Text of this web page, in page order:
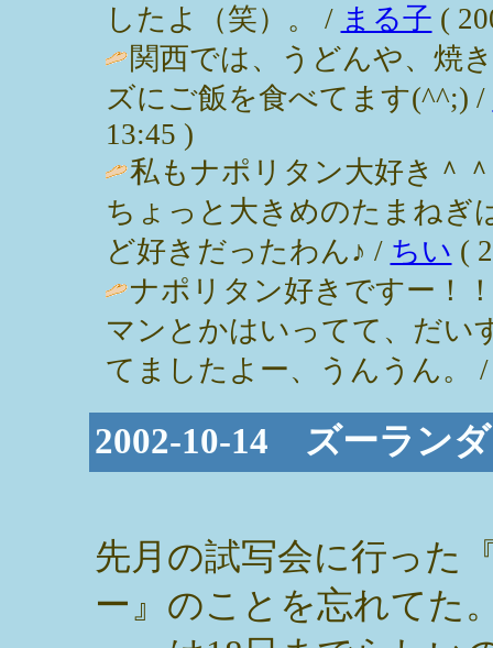
したよ（笑）。 / まる子 (
関西では、うどんや、焼
ズにご飯を食べてます(^^;) /
13:45 )
私もナポリタン大好き＾
ちょっと大きめのたまねぎ
ど好きだったわん♪ / ちい (
ナポリタン好きですー！
マンとかはいってて、だい
てましたよー、うんうん。 /
2002-10-14 ズーラン
先月の試写会に行った
ー』のことを忘れてた